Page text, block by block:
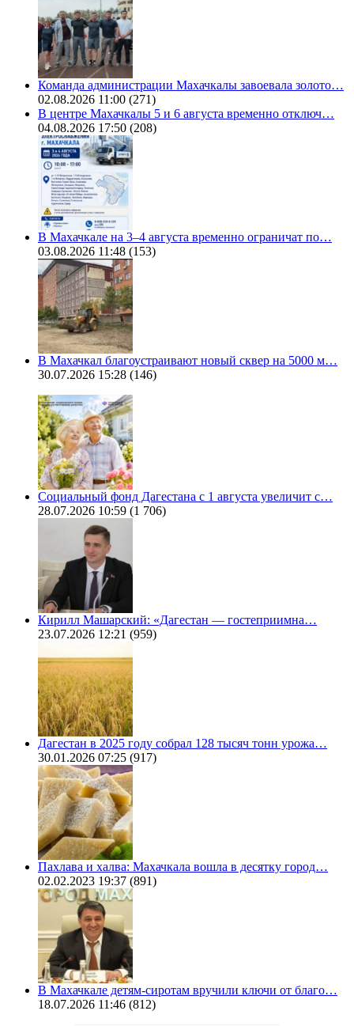
Команда администрации Махачкалы завоевала золото…
02.08.2026 11:00 (271)
В центре Махачкалы 5 и 6 августа временно отключ…
04.08.2026 17:50 (208)
В Махачкале на 3–4 августа временно ограничат по…
03.08.2026 11:48 (153)
В Махачкал благоустраивают новый сквер на 5000 м…
30.07.2026 15:28 (146)
Социальный фонд Дагестана с 1 августа увеличит с…
28.07.2026 10:59 (1 706)
Кирилл Машарский: «Дагестан — гостеприимна…
23.07.2026 12:21 (959)
Дагестан в 2025 году собрал 128 тысяч тонн урожа…
30.01.2026 07:25 (917)
Пахлава и халва: Махачкала вошла в десятку город…
02.02.2023 19:37 (891)
В Махачкале детям-сиротам вручили ключи от благо…
18.07.2026 11:46 (812)